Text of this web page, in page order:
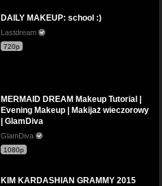
DAILY MAKEUP: school :)
Lastdream
720p
MERMAID DREAM Makeup Tutorial |
Evening Makeup | Makijaż wieczorowy
| GlamDiva
GlamDiva
1080p
KIM KARDASHIAN GRAMMY 2015